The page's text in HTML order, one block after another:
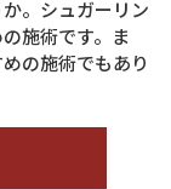
。シュガーリン
施術です。ま
の施術でもあり